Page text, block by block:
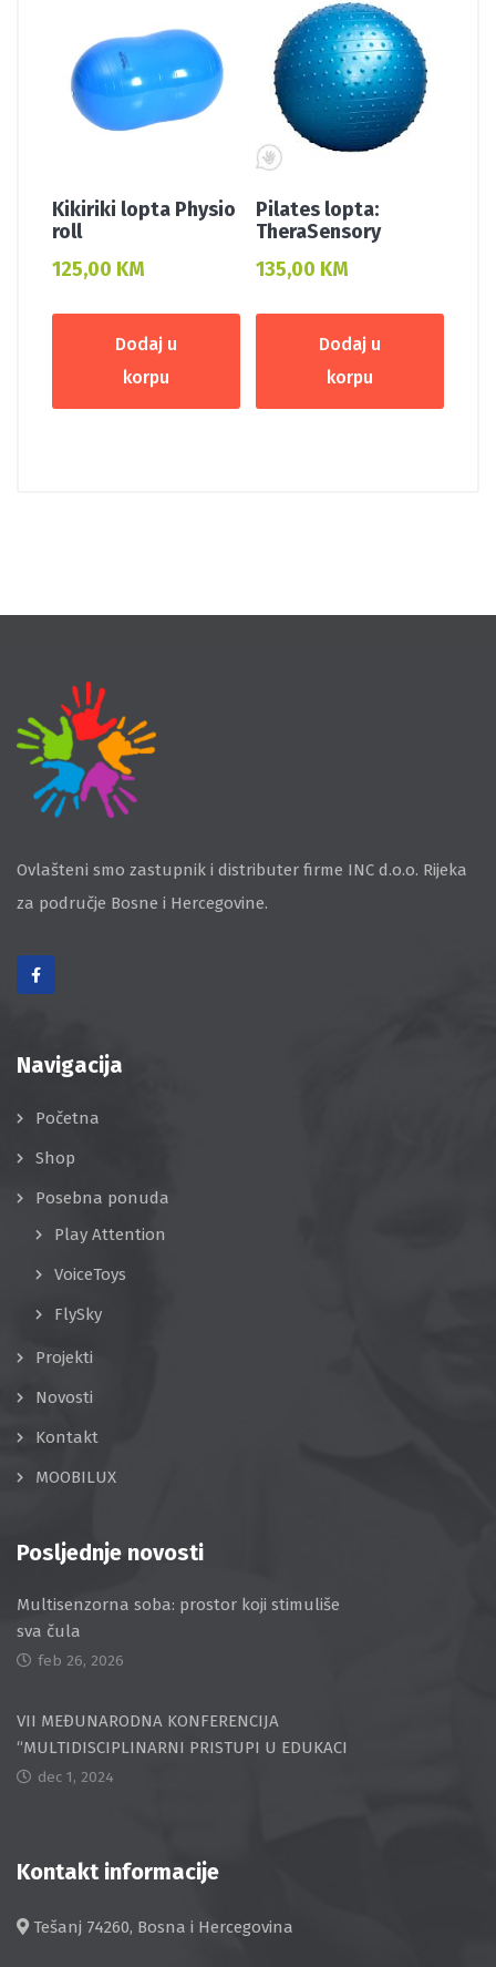
Kikiriki lopta Physio
roll
125,00 KM
Dodaj u
korpu
Pilates lopta:
TheraSensory
135,00 KM
Dodaj u
korpu
Ovlašteni smo zastupnik i distributer firme INC d.o.o. Rijeka
za područje Bosne i Hercegovine.
Navigacija
Početna
Shop
Posebna ponuda
Play Attention
VoiceToys
FlySky
Projekti
Novosti
Kontakt
MOOBILUX
Posljednje novosti
Multisenzorna soba: prostor koji stimuliše
sva čula
feb 26, 2026
VII MEĐUNARODNA KONFERENCIJA
“MULTIDISCIPLINARNI PRISTUPI U EDUKACI
dec 1, 2024
Kontakt informacije
Tešanj 74260, Bosna i Hercegovina